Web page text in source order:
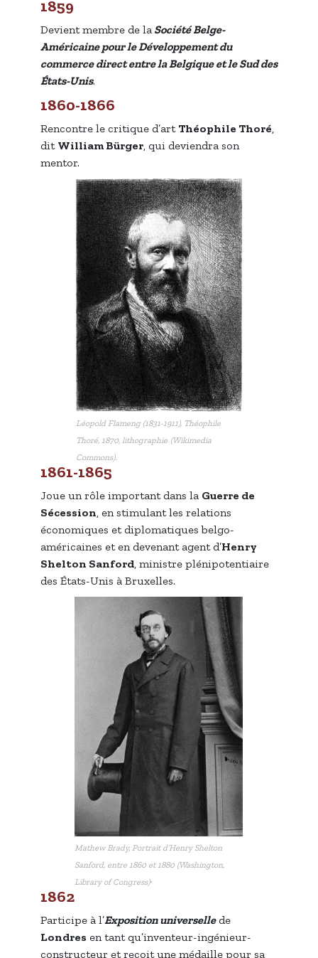
1859
Devient membre de la Société Belge-
Américaine pour le Développement du
commerce direct entre la Belgique et le Sud des
États-Unis.
1860-1866
Rencontre le critique d’artThéophile Thoré,
dit William Bürger, qui deviendra son
mentor.
Léopold Flameng (1831-1911), Théophile
Thoré, 1870, lithographie (Wikimedia
Commons).
1861-1865
Joue un rôle important dans la Guerre de
Sécession, en stimulant les relations
économiques et diplomatiques belgo-
américaines et en devenant agent d’Henry
Shelton Sanford, ministre plénipotentiaire
des États-Unis à Bruxelles.
Mathew Brady, Portrait d’Henry Shelton
Sanford, entre 1860 et 1880 (Washington,
Library of Congress).
1862
Participe à l’Exposition universellede
Londres en tant qu’inventeur-ingénieur-
constructeur et reçoit une médaille pour sa